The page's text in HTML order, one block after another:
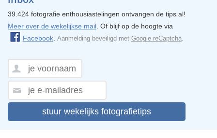
39.424 fotografie enthousiastelingen ontvangen de tips al!
Meer over de wekelijkse mail. Of blijf op de hoogte via
Facebook. Aanmelding beveiligd met Google reCaptcha.
stuur wekelijks fotografietips